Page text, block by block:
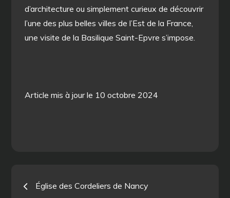
d’architecture ou simplement curieux de découvrir
l’une des plus belles villes de l’Est de la France,
une visite de la Basilique Saint-Epvre s’impose.
Article mis à jour le 10 octobre 2024
Navigation
Église des Cordeliers de Nancy